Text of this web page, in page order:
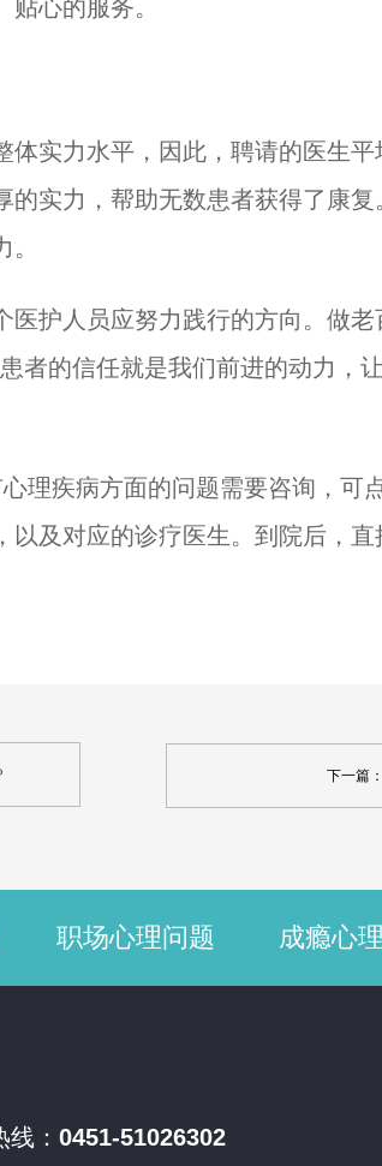
心的服务。
实力水平，因此，聘请的医生平
实力，帮助无数患者获得了康
护人员应努力践行的方向。做老
者的信任就是我们前进的动力，
疾病方面的问题需要咨询，可
及对应的诊疗医生。到院后，
下一篇
职场心理问题 成瘾心
： 0451-51026302